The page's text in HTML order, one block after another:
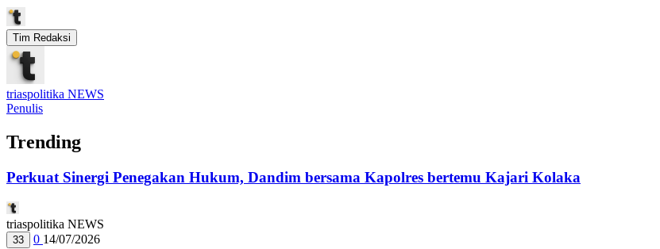
Tim Redaksi
triaspolitika NEWS
Penulis
Trending
Perkuat Sinergi Penegakan Hukum, Dandim bersama Kapolres bertemu Kajari Kolaka
triaspolitika NEWS
33 0 14/07/2026